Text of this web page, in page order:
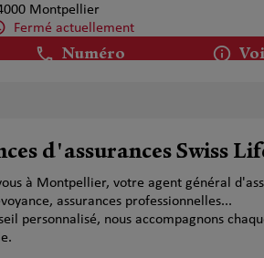
Montpellier
Fermé actuellement
Numéro
avenue Albert Einstein
Montpellier
Fermé aujourd'hui
Numéro
d'assurances Swiss
à Montpellier, votre agent général
assurances professionnelles...
personnalisé, nous accompagnons